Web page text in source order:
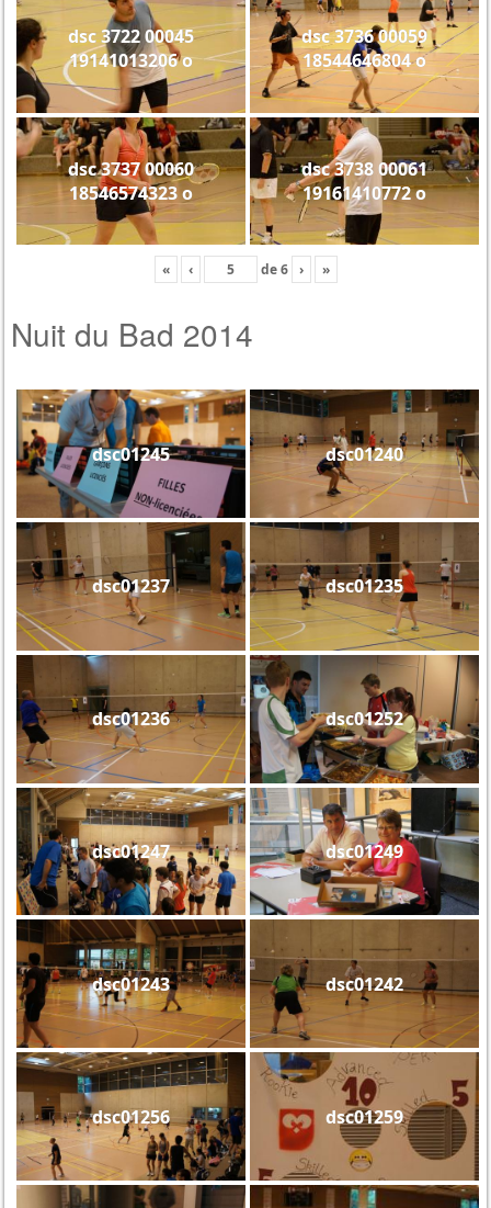
dsc 3722 00045
19141013206 o
dsc 3736 00059
18544646804 o
dsc 3737 00060
18546574323 o
dsc 3738 00061
19161410772 o
« ‹ de6 › »
Nuit du Bad 2014
dsc01245 dsc01240
dsc01237 dsc01235
dsc01236 dsc01252
dsc01247 dsc01249
dsc01243 dsc01242
dsc01256 dsc01259